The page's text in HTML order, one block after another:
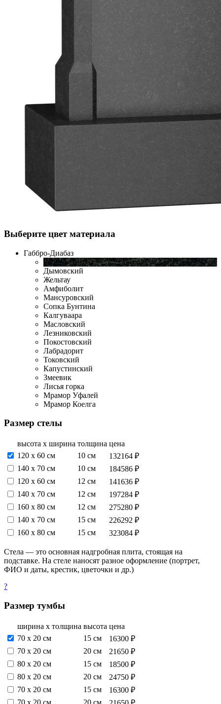
Выберите цвет материала
Габбро-Диабаз
Габбро-Диабаз
Дымовский
Жельтау
Амфиболит
Мансуровский
Сопка Бунтина
Калгуваара
Масловский
Лезниковский
Покостовский
Лабрадорит
Токовский
Капустинский
Змеевик
Лисья горка
Мрамор Уфалей
Мрамор Коелга
Размер стелы
высота х ширина толщина цена
120 х 60 см
10 см
132164 ₽
140 х 70 см
10 см
184586 ₽
120 х 60 см
12 см
141636 ₽
140 х 70 см
12 см
197284 ₽
160 х 80 см
12 см
275280 ₽
140 х 70 см
15 см
226292 ₽
160 х 80 см
15 см 323084 ₽
Стела — это основная надгробная плита, стоящая на
подставке. На стеле наносят разное оформление (портрет,
ФИО и даты, крестик, цветочки и др.)
?
Размер тумбы
ширина х толщина высота цена
70 х 20 см
15 см
16300 ₽
70 х 20 см
20 см
21650 ₽
80 х 20 см
15 см
18500 ₽
80 х 20 см
20 см
24750 ₽
70 х 20 см
15 см
16300 ₽
70 х 20 см
20 см